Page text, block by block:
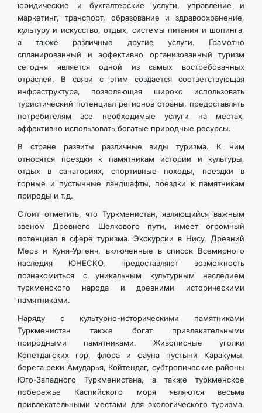
юридические и бухгалтерские услуги, управление и
маркетинг, транспорт, образование и здравоохранение,
культуру и искусство, отдых, системы питания и шопинга,
а также различные другие услуги. Грамотно
спланированный и эффективно организованный туризм
сегодня является одной из самых востребованных
отраслей. В связи с этим создается соответствующая
инфраструктура, позволяющая широко использовать
туристический потенциал регионов страны, предоставлять
потребителям все необходимые услуги на местах,
эффективно использовать богатые природные ресурсы.
В стране развиты различные виды туризма. К ним
относятся поездки к памятникам истории и культуры,
отдых в санаториях, спортивные походы, поездки в
горные и пустынные ландшафты, поездки к памятникам
природы и т.д.
Стоит отметить, что Туркменистан, являющийся важным
звеном Древнего Шелкового пути, имеет огромный
потенциал в сфере туризма. Экскурсии в Нису, Древний
Мерв и Куня-Ургенч, включенные в список Всемирного
наследия ЮНЕСКО, предоставляют возможность
познакомиться с уникальным культурным наследием
туркменского народа и древними историческими
памятниками.
Наряду с культурно-историческими памятниками
Туркменистан также богат привлекательными
природными памятниками. Живописные уголки
Копетдагских гор, флора и фауна пустыни Каракумы,
берега реки Амударья, Койтендаг, субтропические районы
Юго-Западного Туркменистана, а также туркменское
побережье Каспийского моря являются весьма
привлекательными местами для экологического туризма.